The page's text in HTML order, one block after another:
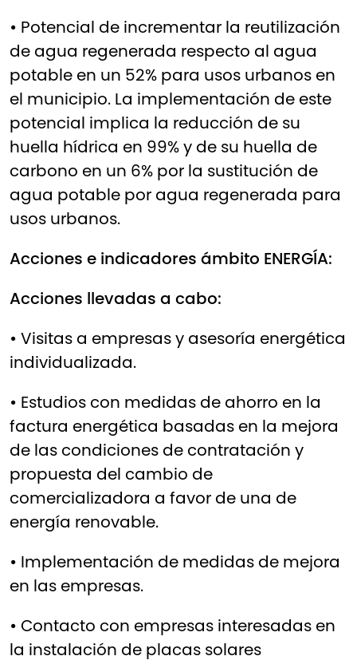
• Potencial de incrementar la reutilización
de agua regenerada respecto al agua
potable en un 52% para usos urbanos en
el municipio. La implementación de este
potencial implica la reducción de su
huella hídrica en 99% y de su huella de
carbono en un 6% por la sustitución de
agua potable por agua regenerada para
usos urbanos.
Acciones e indicadores ámbito ENERGÍA:
Acciones llevadas a cabo:
• Visitas a empresas y asesoría energética
individualizada.
• Estudios con medidas de ahorro en la
factura energética basadas en la mejora
de las condiciones de contratación y
propuesta del cambio de
comercializadora a favor de una de
energía renovable.
• Implementación de medidas de mejora
en las empresas.
• Contacto con empresas interesadas en
la instalación de placas solares